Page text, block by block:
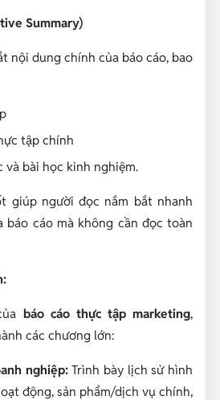
Summary)
nội dung chính của báo cáo, bao
tập chính
và bài học kinh nghiệm.
giúp người đọc nắm bắt nhanh
cáo mà không cần đọc toàn
báo cáo thực tập marketing,
các chương lớn:
nghiệp:Trình bày lịch sử hình
động, sản phẩm/dịch vụ chính,